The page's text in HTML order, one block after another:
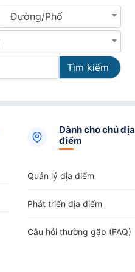
Đường/Phố
Tìm kiếm
Dành cho chủ địa
điểm
Quản lý địa điểm
Phát triển địa điểm
Câu hỏi thường gặp (FAQ)